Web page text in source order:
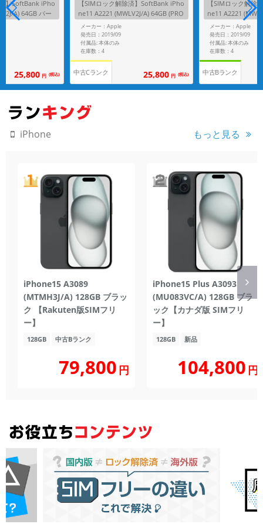
】SoftBank iPho
A) 64GB パー
25,800 円 (税込)
【SIMロック解除済】SoftBank iPho
ne11 A2221 (MWLV2J/A) 64GB (PRO
DUCT)RED
メーカー：Apple
発売日：2019/09
付属品: 本体のみ
在庫数：4
中古Cランク 25,800 円 (税込)
【SIMロック解
ne11 A2221
プル
メーカー：Apple
発売日：2019/09
付属品: 本体のみ
在庫数：4
中古Bランク
iPhone もっと見る
iPhone15 A3089
(MTMH3J/A) 128GB ブラッ
ク 【Rakuten版SIMフリ
ー】
128GB 中古Bランク
79,800円
iPhone15 Plus A3093
(MU083VC/A) 128GB ブラ
ック【カナダ版 SIMフリ
ー】
128GB 新品
104,800円